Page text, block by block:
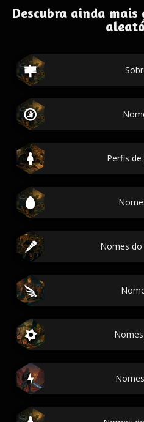
Descubra ainda mais
Perfis
Nomes do